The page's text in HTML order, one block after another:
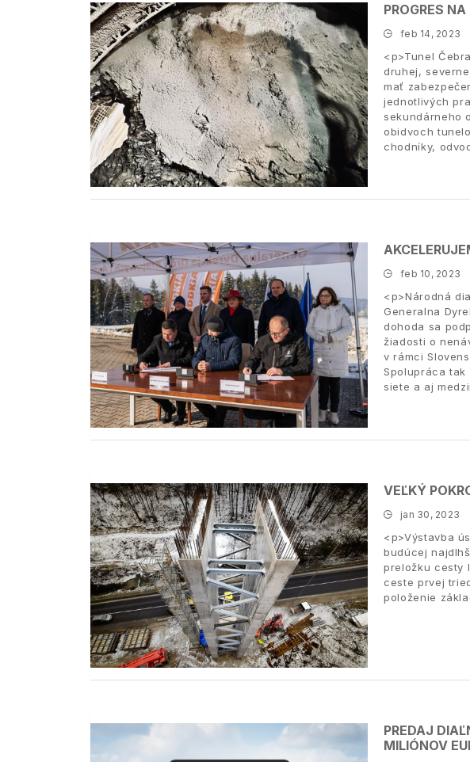
PROGRES
feb 14, 2023
<p>Tunel
druhej,
mať
jednotlivých
sekundárneho
obidvoch
chodníky,
feb 10, 2023
<p>Národná
Generalna
dohoda sa
žiadosti o
v rámci
Spolupráca tak
siete a aj
VEĽKÝ
jan 30, 2023
<p>Výstavba
budúcej
preložku cesty
ceste prvej
položenie
PREDAJ
MILIÓNOV